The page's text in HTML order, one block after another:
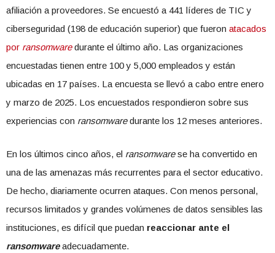
afiliación a proveedores. Se encuestó a 441 líderes de TIC y
ciberseguridad (198 de educación superior) que fueron atacados
por ransomwaredurante el último año. Las organizaciones
encuestadas tienen entre 100 y 5,000 empleados y están
ubicadas en 17 países. La encuesta se llevó a cabo entre enero
y marzo de 2025. Los encuestados respondieron sobre sus
experiencias con ransomwaredurante los 12 meses anteriores.
En los últimos cinco años, el ransomwarese ha convertido en
una de las amenazas más recurrentes para el sector educativo.
De hecho, diariamente ocurren ataques. Con menos personal,
recursos limitados y grandes volúmenes de datos sensibles las
instituciones, es difícil que puedan reaccionar ante el
ransomwareadecuadamente.